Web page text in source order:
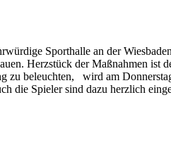
Sporthalle an der
Herzstück der Maßnahmen
zu beleuchten, wird am
die Spieler sind dazu herzlich